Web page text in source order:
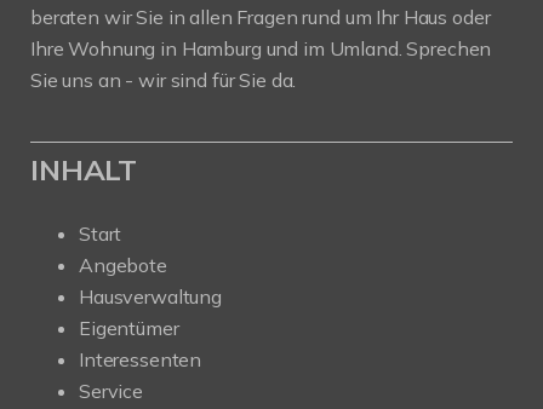
beraten wir Sie in allen Fragen rund um Ihr Haus oder
Ihre Wohnung in Hamburg und im Umland. Sprechen
Sie uns an - wir sind für Sie da.
INHALT
Start
Angebote
Hausverwaltung
Eigentümer
Interessenten
Service